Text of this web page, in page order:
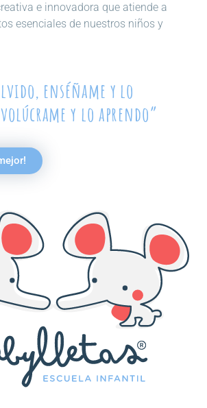
e innovadora que atiende a
esenciales de nuestros niños y
enséñame y lo
y lo aprendo”